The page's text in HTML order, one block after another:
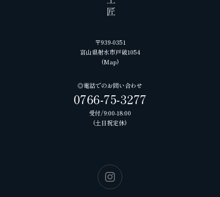
〒939-0351
富山県射水市戸破1054
(Map)
◎電話でのお問い合わせ
0766-75-3277
受付/9:00-18:00
(土日祝定休)